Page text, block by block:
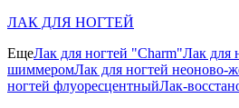
ЛАК ДЛЯ НОГТЕЙ
ЕщеЛак для ногтей "Charm"Лак для
шиммеромЛак для ногтей неоново-
ногтей флуоресцентныйЛак-